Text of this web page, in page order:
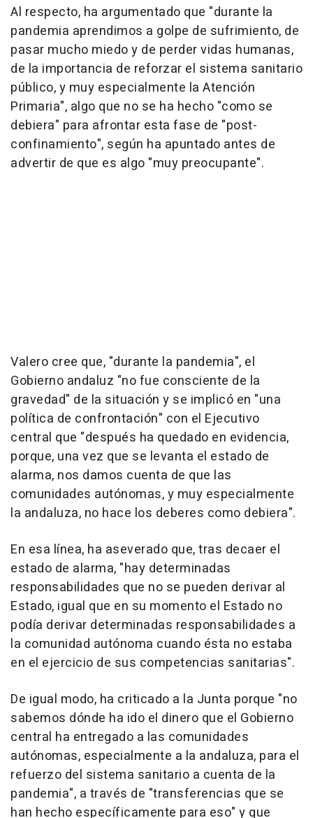
Al respecto, ha argumentado que "durante la
pandemia aprendimos a golpe de sufrimiento, de
pasar mucho miedo y de perder vidas humanas,
de la importancia de reforzar el sistema sanitario
público, y muy especialmente la Atención
Primaria", algo que no se ha hecho "como se
debiera" para afrontar esta fase de "post-
confinamiento", según ha apuntado antes de
advertir de que es algo "muy preocupante".
Valero cree que, "durante la pandemia", el
Gobierno andaluz "no fue consciente de la
gravedad" de la situación y se implicó en "una
política de confrontación" con el Ejecutivo
central que "después ha quedado en evidencia,
porque, una vez que se levanta el estado de
alarma, nos damos cuenta de que las
comunidades autónomas, y muy especialmente
la andaluza, no hace los deberes como debiera".
En esa línea, ha aseverado que, tras decaer el
estado de alarma, "hay determinadas
responsabilidades que no se pueden derivar al
Estado, igual que en su momento el Estado no
podía derivar determinadas responsabilidades a
la comunidad autónoma cuando ésta no estaba
en el ejercicio de sus competencias sanitarias".
De igual modo, ha criticado a la Junta porque "no
sabemos dónde ha ido el dinero que el Gobierno
central ha entregado a las comunidades
autónomas, especialmente a la andaluza, para el
refuerzo del sistema sanitario a cuenta de la
pandemia", a través de "transferencias que se
han hecho específicamente para eso" y que